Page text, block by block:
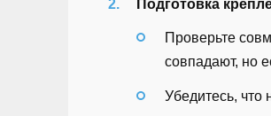
Подготовка
Проверьте
совпадают, но
Убедитесь,